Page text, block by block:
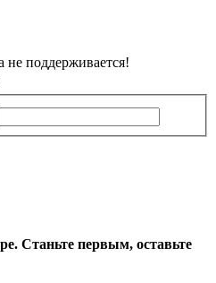
не поддерживается!
Станьте первым, оставьте